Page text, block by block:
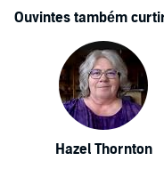
Ouvintes também
Hazel Thornton